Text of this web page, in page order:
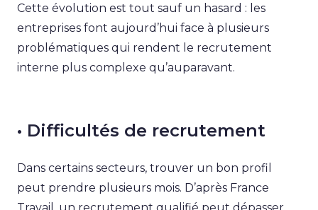
Cette évolution est tout sauf un hasard : les
entreprises font aujourd’hui face à plusieurs
problématiques qui rendent le recrutement
interne plus complexe qu’auparavant.
• Difficultés de recrutement
Dans certains secteurs, trouver un bon profil
peut prendre plusieurs mois. D’après France